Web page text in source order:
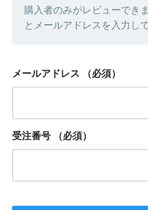
購入者のみがレビューでき
とメールアドレスを入力し
メールアドレス （必須）
受注番号 （必須）